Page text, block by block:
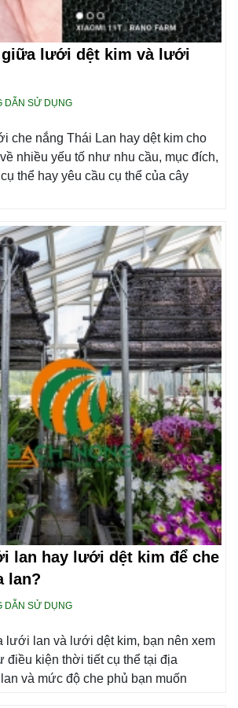
lưới dệt kim và lưới
DẪN SỬ DỤNG
che nắng Thái Lan hay dệt kim cho
nhiều yếu tố như nhu cầu, mục đích,
thể hay yêu cầu cụ thể của cây
lan hay lưới dệt kim để che
lan?
DẪN SỬ DỤNG
lưới lan và lưới dệt kim, bạn nên xem
điều kiện thời tiết cụ thể tại địa
và mức độ che phủ bạn muốn